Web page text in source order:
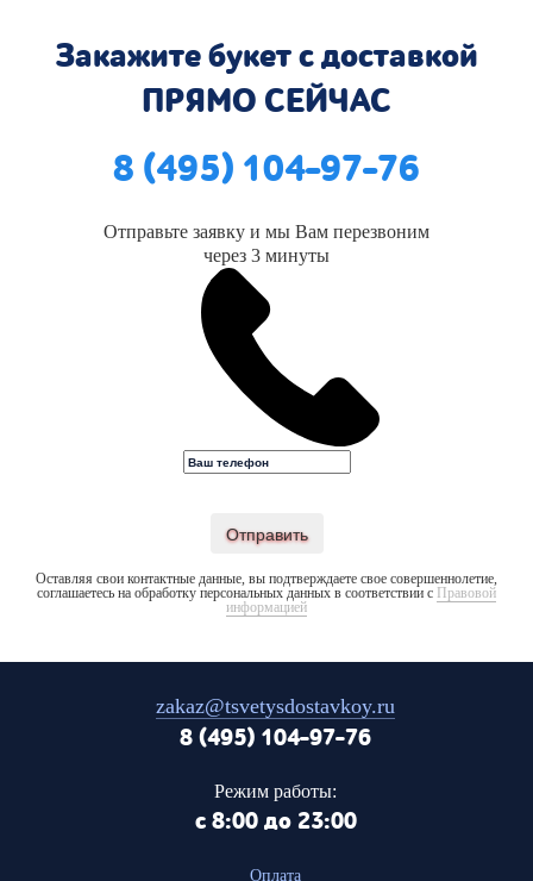
Закажите букет с доставкой
ПРЯМО СЕЙЧАС
8 (495) 104-97-76
Отправьте заявку и мы Вам перезвоним
через 3 минуты
Отправить
Оставляя свои контактные данные, вы подтверждаете свое совершеннолетие,
соглашаетесь на обработку персональных данных в соответствии с Правовой
информацией
zakaz@tsvetysdostavkoy.ru
8 (495) 104-97-76
Режим работы:
с 8:00 до 23:00
Оплата